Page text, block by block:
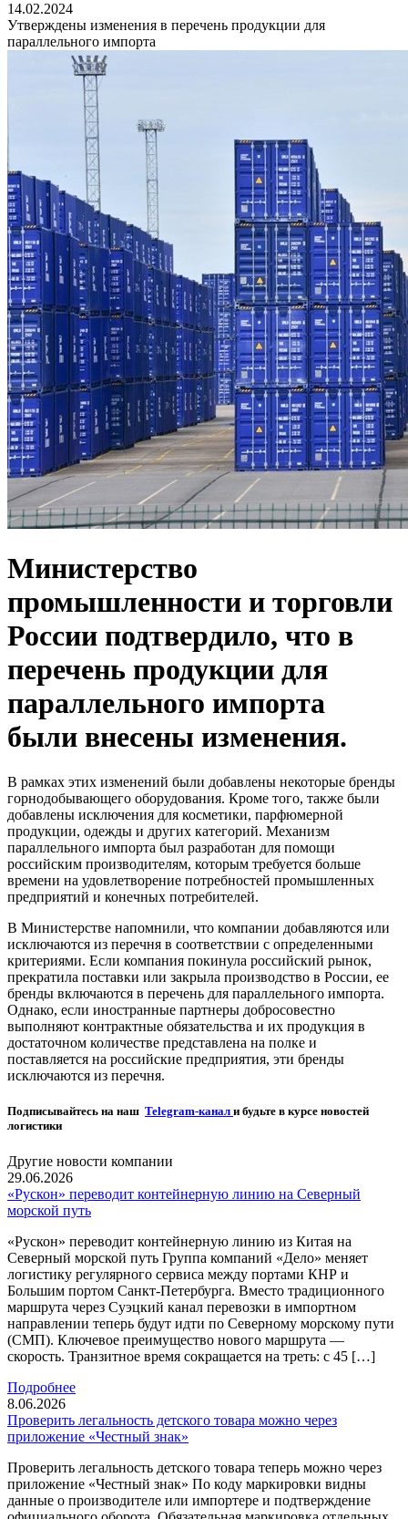
14.02.2024
Утверждены изменения в перечень продукции для
параллельного импорта
Министерство
промышленности и торговли
России подтвердило, что в
перечень продукции для
параллельного импорта
были внесены изменения.
В рамках этих изменений были добавлены некоторые бренды
горнодобывающего оборудования. Кроме того, также были
добавлены исключения для косметики, парфюмерной
продукции, одежды и других категорий. Механизм
параллельного импорта был разработан для помощи
российским производителям, которым требуется больше
времени на удовлетворение потребностей промышленных
предприятий и конечных потребителей.
В Министерстве напомнили, что компании добавляются или
исключаются из перечня в соответствии с определенными
критериями. Если компания покинула российский рынок,
прекратила поставки или закрыла производство в России, ее
бренды включаются в перечень для параллельного импорта.
Однако, если иностранные партнеры добросовестно
выполняют контрактные обязательства и их продукция в
достаточном количестве представлена на полке и
поставляется на российские предприятия, эти бренды
исключаются из перечня.
Подписывайтесь на наш Telegram-канал и будьте в курсе новостей
логистики
Другие новости компании
29.06.2026
«Рускон» переводит контейнерную линию на Северный
морской путь
«Рускон» переводит контейнерную линию из Китая на
Северный морской путь Группа компаний «Дело» меняет
логистику регулярного сервиса между портами КНР и
Большим портом Санкт-Петербурга. Вместо традиционного
маршрута через Суэцкий канал перевозки в импортном
направлении теперь будут идти по Северному морскому пути
(СМП). Ключевое преимущество нового маршрута —
скорость. Транзитное время сокращается на треть: с 45 […]
Подробнее
8.06.2026
Проверить легальность детского товара можно через
приложение «Честный знак»
Проверить легальность детского товара теперь можно через
приложение «Честный знак» По коду маркировки видны
данные о производителе или импортере и подтверждение